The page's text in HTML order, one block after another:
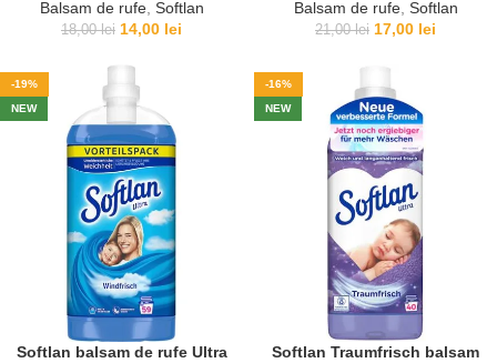
Balsam de rufe, Softlan
18,00lei 14,00 lei
Balsam de rufe, Softlan
21,00lei 17,00 lei
-19%
NEW
Softlan balsam de rufe Ultra
-16%
NEW
Softlan Traumfrisch balsam